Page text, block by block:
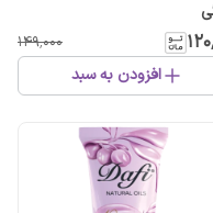
۱۴۹٬۰۰۰
افزودن به سبد